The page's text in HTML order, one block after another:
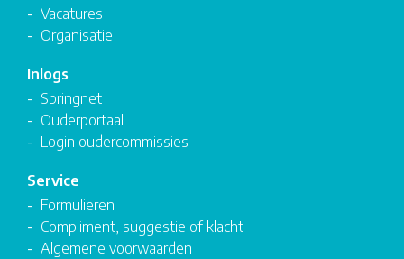
Vacatures
Organisatie
Inlogs
Springnet
Ouderportaal
Login oudercommissies
Service
Formulieren
Compliment, suggestie of klacht
Algemene voorwaarden